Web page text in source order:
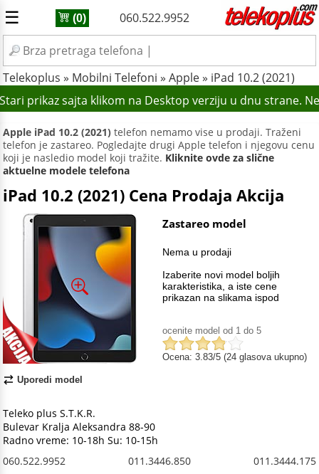
☰ (0) 060.522.9952
Telekoplus » Mobilni Telefoni » Apple» iPad 10.2 (2021)
prikaz sajta klikom na Desktop verziju u dnu strane.
Apple iPad 10.2 (2021) telefon nemamo vise u prodaji. Traženi
telefon je zastareo. Pogledajte drugi Apple telefon i njegovu cenu
koji je nasledio model koji tražite. Kliknite ovde za slične
aktuelne modele telefona
iPad 10.2 (2021) Cena Prodaja Akcija
Uporedi model
Zastareo model
Nema u prodaji
Izaberite novi model boljih
karakteristika, a iste cene
prikazan na slikama ispod
ocenite model od 1 do 5
Ocena: 3.83/5 (24 glasova ukupno)
Teleko plus S.T.K.R.
Bulevar Kralja Aleksandra 88-90
Radno vreme: 10-18h Su: 10-15h
060.522.9952
011.3446.850 011.3444.175